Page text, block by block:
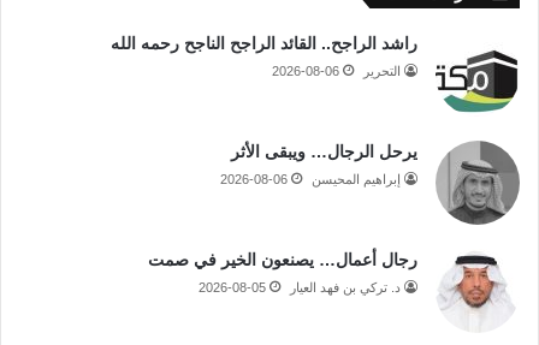
راشد الراجح.. القائد الراجح الناجح رحمه الله
التحرير 2026-08-06
يرحل الرجال… ويبقى الأثر
إبراهيم المحيسن 2026-08-06
رجال أعمال… يصنعون الخير في صمت
د. تركي بن فهد العيار 2026-08-05